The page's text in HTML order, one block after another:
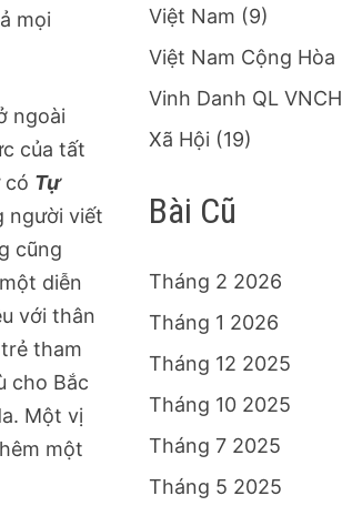
mọi
ngoài
của tất
có Tự
người viết
cũng
diễn
với thân
tham
cho Bắc
Một vị
một
Việt Nam (9)
Việt Nam Cộng Hòa
Vinh Danh QL VNCH
Xã Hội (19)
Bài Cũ
Tháng 2 2026
Tháng 1 2026
Tháng 12 2025
Tháng 10 2025
Tháng 7 2025
Tháng 5 2025